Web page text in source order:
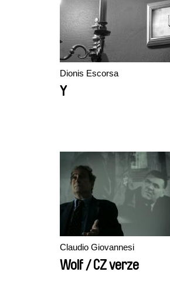
Dionis Escorsa
Y
Claudio Giovannesi
Wolf / CZ verze